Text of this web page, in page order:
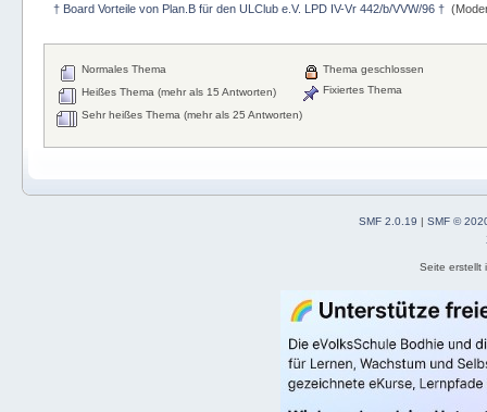
† Board Vorteile von Plan.B für den ULClub e.V. LPD IV-Vr 442/b/VVW/96 †
Normales Thema
Heißes Thema (mehr als 15 Antworten)
Sehr heißes Thema (mehr als 25 Antworten)
Thema geschlossen
Fixiertes Thema
SMF 2.0.19 |SMF ©
Seite erstellt